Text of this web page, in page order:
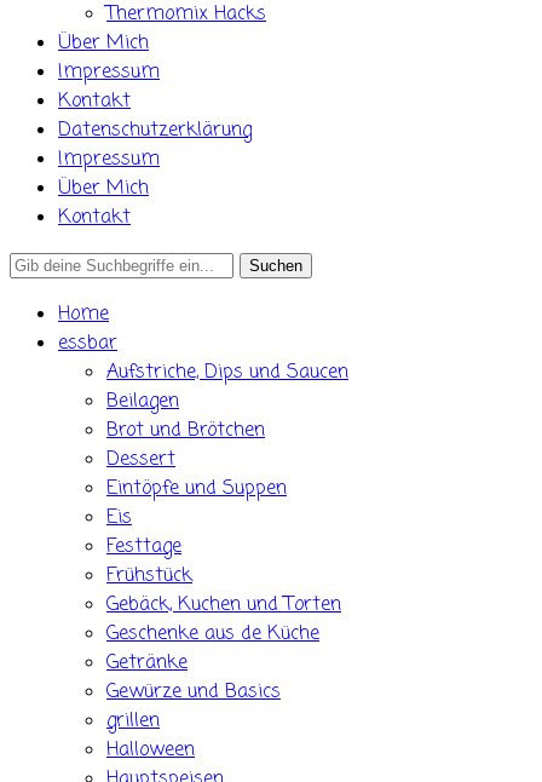
Thermomix Hacks
Über Mich
Impressum
Kontakt
Datenschutzerklärung
Impressum
Über Mich
Kontakt
Search
Home
essbar
Aufstriche, Dips und Saucen
Beilagen
Brot und Brötchen
Dessert
Eintöpfe und Suppen
Eis
Festtage
Frühstück
Gebäck, Kuchen und Torten
Geschenke aus de Küche
Getränke
Gewürze und Basics
grillen
Halloween